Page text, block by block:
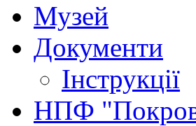
Музей
Документи
Інструкції
НПФ